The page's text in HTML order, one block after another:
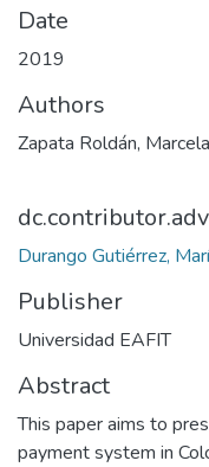
Date
2019
Authors
Zapata Roldán, Marcela
Durango Gutiérrez,
Publisher
Universidad EAFIT
Abstract
This paper aims to
payment system in